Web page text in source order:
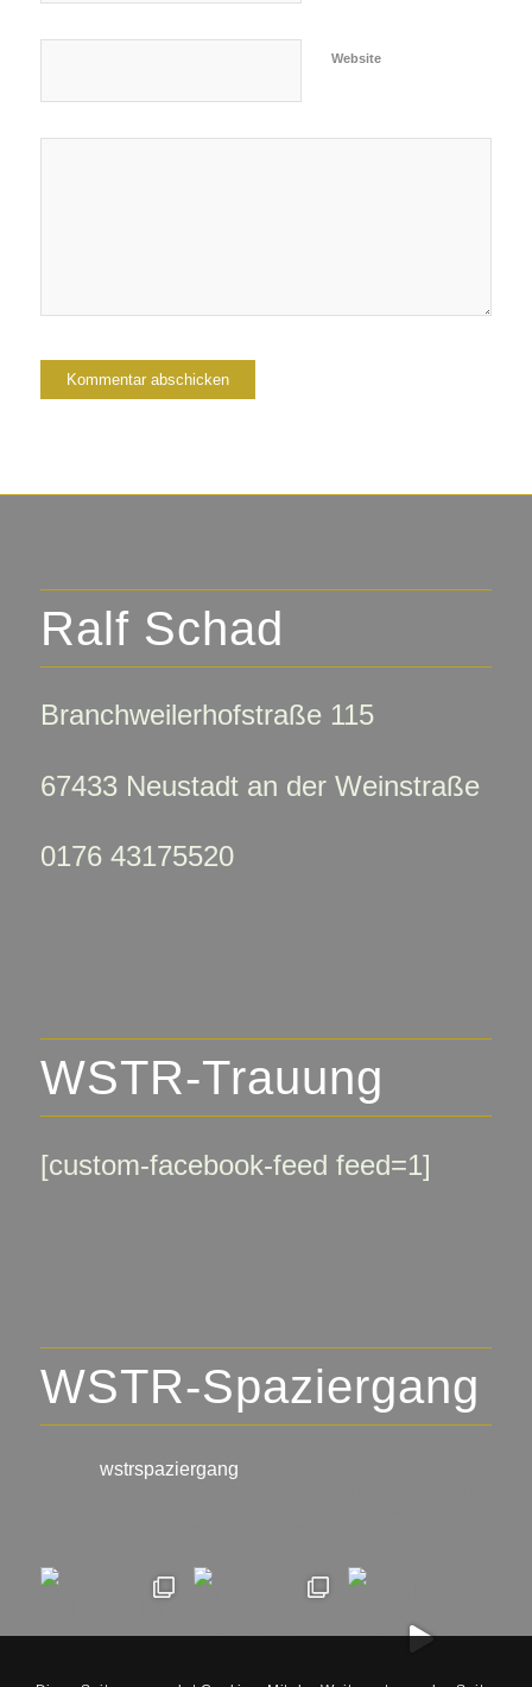
Website
Ralf Schad
Branchweilerhofstraße 115
67433 Neustadt an der Weinstraße
0176 43175520
WSTR-Trauung
[custom-facebook-feed feed=1]
WSTR-Spaziergang
wstrspaziergang